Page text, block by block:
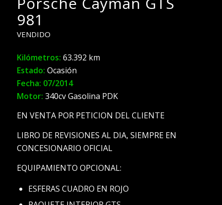
981
VENDIDO
Kilómetros: 63.392 km
Estado: Ocasión
Fecha: 07/2014
Motor: 340cv Gasolina PDK
EN VENTA POR PETICION DEL CLIENTE
LIBRO DE REVISIONES AL DIA, SIEMPRE EN
CONCESIONARIO OFICIAL
EQUIPAMIENTO OPCIONAL:
ESFERAS CUADRO EN ROJO